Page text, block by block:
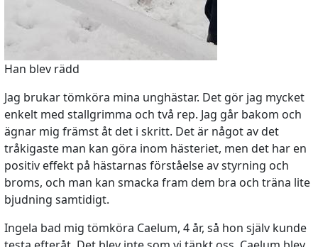
Han blev rädd
Jag brukar tömköra mina unghästar. Det gör jag mycket
enkelt med stallgrimma och två rep. Jag går bakom och
ägnar mig främst åt det i skritt. Det är något av det
tråkigaste man kan göra inom hästeriet, men det har en
positiv effekt på hästarnas förståelse av styrning och
broms, och man kan smacka fram dem bra och träna lite
bjudning samtidigt.
Ingela bad mig tömköra Caelum, 4 år, så hon själv kunde